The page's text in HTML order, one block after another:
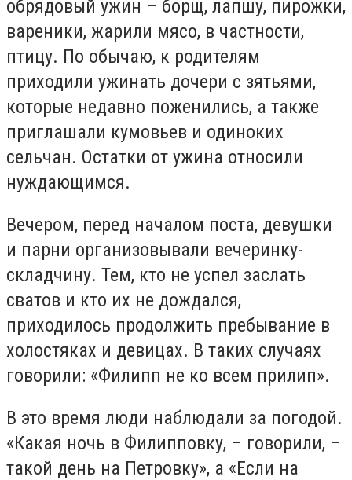
обрядовый ужин – борщ, лапшу, пирожки,
вареники, жарили мясо, в частности,
птицу. По обычаю, к родителям
приходили ужинать дочери с зятьями,
которые недавно поженились, а также
приглашали кумовьев и одиноких
сельчан. Остатки от ужина относили
нуждающимся.
Вечером, перед началом поста, девушки
и парни организовывали вечеринку-
складчину. Тем, кто не успел заслать
сватов и кто их не дождался,
приходилось продолжить пребывание в
холостяках и девицах. В таких случаях
говорили: «Филипп не ко всем прилип».
В это время люди наблюдали за погодой.
«Какая ночь в Филипповку, – говорили, –
такой день на Петровку», а «Если на